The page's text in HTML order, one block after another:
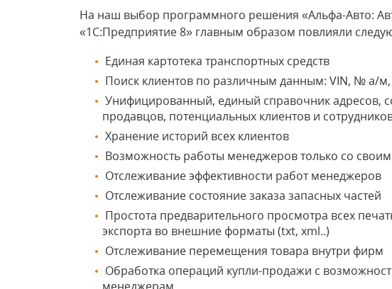
На наш выбор программного решения «Альфа-Авто:
«1С:Предприятие 8» главным образом повлияли
Единая картотека транспортных средств
Поиск клиентов по различным данным: VIN, № а/
Унифицированный, единый справочник адресов,
продавцов, потенциальных клиентов и
Хранение историй всех клиентов
Возможность работы менеджеров только со
Отслеживание эффективности работ менеджеров
Отслеживание состояние заказа запасных частей
Простота предварительного просмотра всех
экспорта во внешние форматы (txt, xml..)
Отслеживание перемещения товара внутри фирм
Обработка операций купли-продажи с